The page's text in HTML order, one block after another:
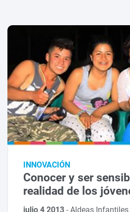
INNOVACIÓN
Conocer y ser
realidad de los
julio 4 2013-Aldeas